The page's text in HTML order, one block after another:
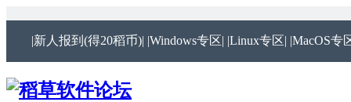
|新人报到(得20稻币)| |Windows专区| |Linux专区| |MacOS专